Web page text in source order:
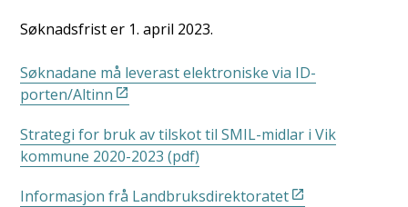
Søknadsfrist er 1. april 2023.
Søknadane må leverast elektroniske via ID-
porten/Altinn
Strategi for bruk av tilskot til SMIL-midlar i Vik
kommune 2020-2023 (pdf)
Informasjon frå Landbruksdirektoratet